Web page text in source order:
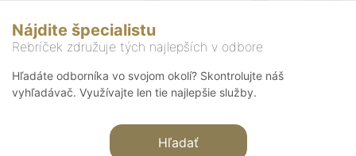
Nájdite špecialistu
Rebríček združuje tých najlepších v odbore
Hľadáte odborníka vo svojom okolí? Skontrolujte náš
vyhľadávač. Využívajte len tie najlepšie služby.
Hľadať